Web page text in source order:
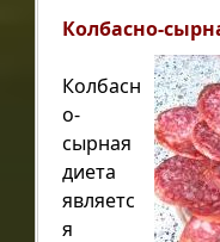
Колбасно-
Колбасн
о-
сырная
диета
являетс
я